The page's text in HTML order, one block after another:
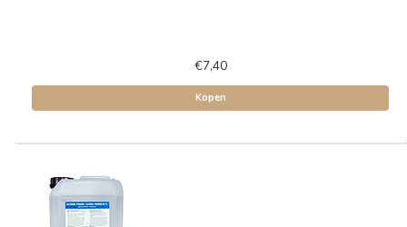
€7,40
Kopen